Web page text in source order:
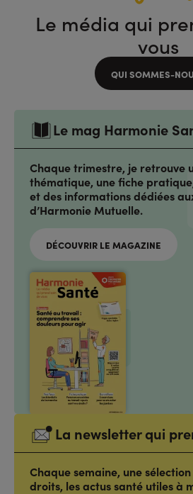
Le média qui
vous
QUI SOMMES-
Le mag Harmonie
Chaque trimestre, je retrouve
thématique, une fiche
et des informations dédiées
d’Harmonie Mutuelle.
DÉCOUVRIR LE MAGAZINE
La newsletter qui
Chaque semaine, une sélection
droits, les actus santé utiles à